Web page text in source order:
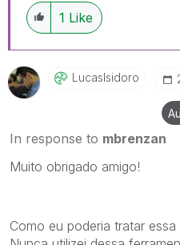
1 Like
LucasIsidoro
In response to mbrenzan
Muito obrigado amigo!
Como eu poderia tratar